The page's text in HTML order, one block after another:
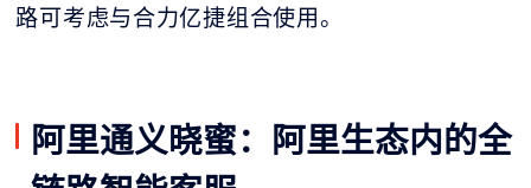
路可考虑与合力亿捷组合使用。
阿里通义晓蜜：阿里生态内的全